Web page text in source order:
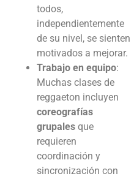
todos,
independientemente
de su nivel, se sienten
motivados a mejorar.
Trabajo en equipo:
Muchas clases de
reggaeton incluyen
coreografías
grupales que
requieren
coordinación y
sincronización con